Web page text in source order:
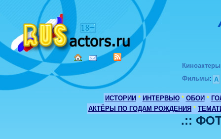
Киноактеры
Фильмы: А
ИСТОРИИ * ИНТЕРВЬЮ * ОБОИ *
АКТЁРЫ ПО ГОДАМ РОЖДЕНИЯ *
.::